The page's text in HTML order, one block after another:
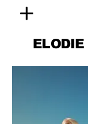
ELODIE